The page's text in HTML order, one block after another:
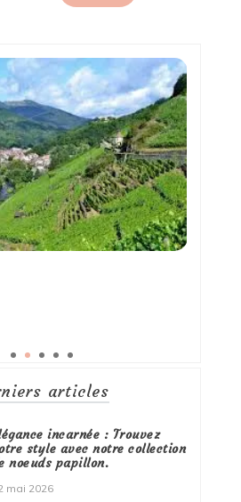
publications
articles
incarnée : Trouvez
style avec notre collection
noeuds papillon.
mai 2026